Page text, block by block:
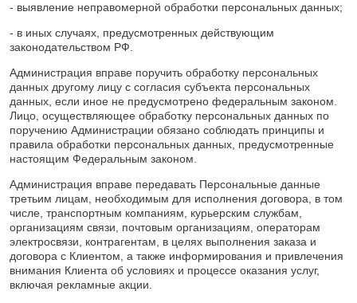
- выявление неправомерной обработки персональных данных;
- в иных случаях, предусмотренных действующим
законодательством РФ.
Администрация вправе поручить обработку персональных
данных другому лицу с согласия субъекта персональных
данных, если иное не предусмотрено федеральным законом.
Лицо, осуществляющее обработку персональных данных по
поручению Администрации обязано соблюдать принципы и
правила обработки персональных данных, предусмотренные
настоящим Федеральным законом.
Администрация вправе передавать Персональные данные
третьим лицам, необходимым для исполнения договора, в том
числе, транспортным компаниям, курьерским службам,
организациям связи, почтовым организациям, операторам
электросвязи, контрагентам, в целях выполнения заказа и
договора с Клиентом, а также информирования и привлечения
внимания Клиента об условиях и процессе оказания услуг,
включая рекламные акции.